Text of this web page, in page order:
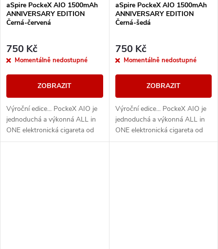
aSpire PockeX AIO 1500mAh
ANNIVERSARY EDITION
Černá-červená
750 Kč
Momentálně nedostupné
ZOBRAZIT
Výroční edice... PockeX AIO je
jednoduchá a výkonná ALL in
ONE elektronická cigareta od
společnosti aSpire. Svými
aSpire PockeX AIO 1500mAh
ANNIVERSARY EDITION
Černá-šedá
750 Kč
Momentálně nedostupné
ZOBRAZIT
Výroční edice... PockeX AIO je
jednoduchá a výkonná ALL in
ONE elektronická cigareta od
společnosti aSpire. Svými